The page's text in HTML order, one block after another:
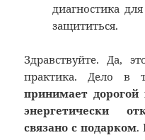
диагностика
защититься.
Здравствуйте. Да,
практика. Дело в
принимает
энергетически
связано с подарком.